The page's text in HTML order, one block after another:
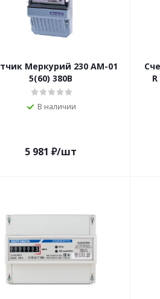
Меркурий 230 АМ-01
5(60) 380В
В наличии
5 981 ₽/шт